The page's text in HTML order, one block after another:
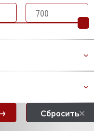
Сбросить